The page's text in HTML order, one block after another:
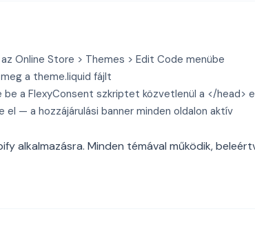
Online Store > Themes > Edit Code menübe
a theme.liquid fájlt
be a FlexyConsent szkriptet közvetlenül a </head>
el — a hozzájárulási banner minden oldalon aktív
alkalmazásra. Minden témával működik,